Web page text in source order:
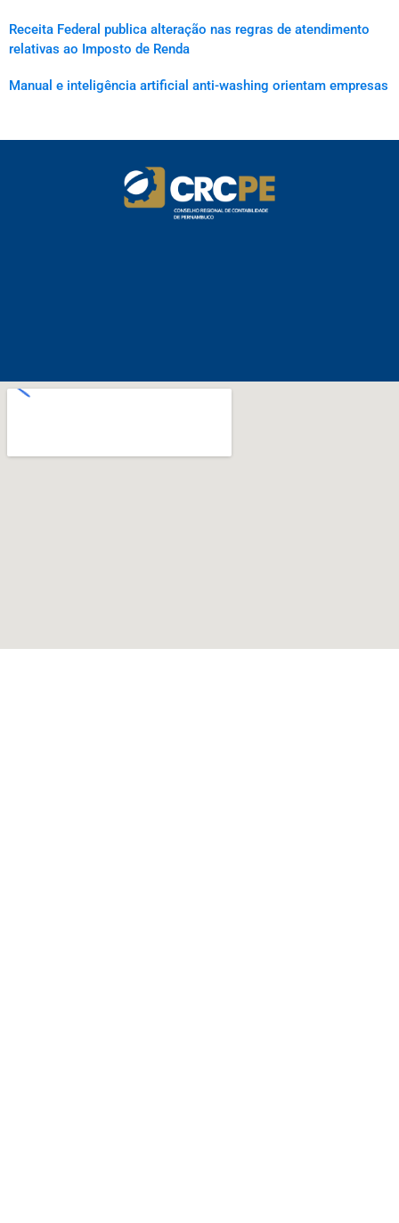
Receita Federal publica alteração nas regras de atendimento
relativas ao Imposto de Renda
Manual e inteligência artificial anti-washing orientam empresas